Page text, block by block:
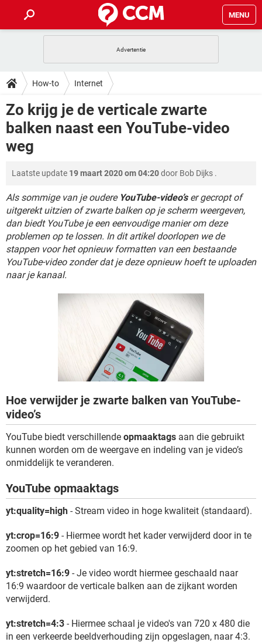
MENU
INSTAGRAM
NETFLIX CORONAVIRUS
GRATIS SNAPCHAT
TIKTOK
HOW-TO
VIDEOBELLEN
INSTAGRAM WINDOWS 10
GRATIS
TIKTOK
DOWNLOADS
VIDEOBELLEN GAMES
INSTAGRAM
TIKTOK
FORUM
VIDEOBELLEN
INSTAGRAM WINDOWS 10
NETFLIX CORONAVIRUS
GRATIS SNAPCHAT
TIKTOK
INSTAGRAM WINDOWS 10
NETFLIX CORONAVIRUS
GRATIS SNAPCHAT
TIKTOK
How-to Internet
Zo krijg je de verticale zwarte
balken naast een YouTube-video
weg
Laatste update 19 maart 2020 om 04:20door Bob Dijks .
Als sommige van je oudere YouTube-video’ser gecropt of
uitgerekt uitzien of zwarte balken op je scherm weergeven,
dan biedt YouTube je een eenvoudige manier om deze
problemen op te lossen. In dit artikel doorlopen we de
stappen voor het opnieuw formatten van een bestaande
YouTube-video zonder dat je deze opnieuw hoeft te uploaden
naar je kanaal.
Hoe verwijder je zwarte balken van YouTube-
video’s
YouTube biedt verschillende opmaaktags aan die gebruikt
kunnen worden om de weergave en indeling van je video’s
onmiddelijk te veranderen.
YouTube opmaaktags
yt:quality=high - Stream video in hoge kwaliteit (standaard).
yt:crop=16:9 - Hiermee wordt het kader verwijderd door in te
zoomen op het gebied van 16:9.
yt:stretch=16:9 - Je video wordt hiermee geschaald naar
16:9 waardoor de verticale balken aan de zijkant worden
verwijderd.
yt:stretch=4:3 - Hiermee schaal je video's van 720 x 480 die
in een verkeerde beeldverhouding zijn opgeslagen, naar 4:3.